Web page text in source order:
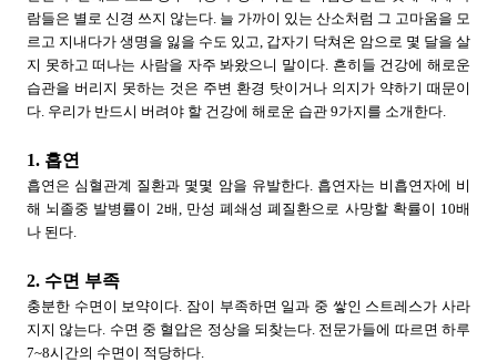
람들은 별로 신경 쓰지 않는다. 늘 가까이 있는 산소처럼 그 고마움을 모
르고 지내다가 생명을 잃을 수도 있고, 갑자기 닥쳐온 암으로 몇 달을 살
지 못하고 떠나는 사람을 자주 봐왔으니 말이다. 흔히들 건강에 해로운
습관을 버리지 못하는 것은 주변 환경 탓이거나 의지가 약하기 때문이
다. 우리가 반드시 버려야 할 건강에 해로운 습관 9가지를 소개한다.
1. 흡연
흡연은 심혈관계 질환과 몇몇 암을 유발한다. 흡연자는 비흡연자에 비
해 뇌졸중 발병률이 2배, 만성 폐쇄성 폐질환으로 사망할 확률이 10배
나 된다.
2. 수면 부족
충분한 수면이 보약이다. 잠이 부족하면 일과 중 쌓인 스트레스가 사라
지지 않는다. 수면 중 혈압은 정상을 되찾는다. 전문가들에 따르면 하루
7~8시간의 수면이 적당하다.